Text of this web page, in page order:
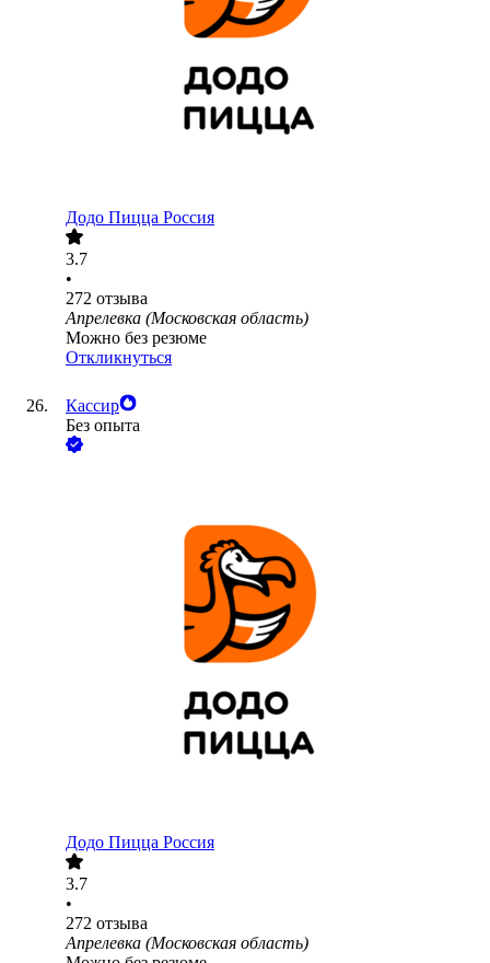
Додо Пицца Россия
3.7
•
272 отзыва
Апрелевка (Московская область)
Можно без резюме
Откликнуться
Кассир
Без опыта
Додо Пицца Россия
3.7
•
272 отзыва
Апрелевка (Московская область)